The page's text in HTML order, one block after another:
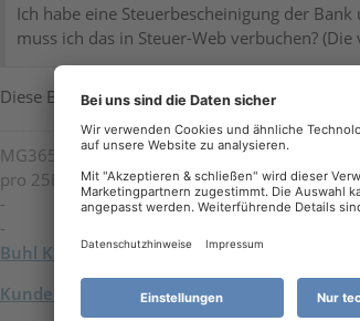
Ich habe eine Steuerbescheinigung der
muss ich das in Steuer-Web verbuchen?
Diese Beträge haben in Deiner eigenen
MG365 Steuer-Sparbuch (bis 2022) / Steuer
pro 25H2 / Intel U7 265K
-
-
Buhl Kundenkonto
Kundencenter Support-Ticket einreichen